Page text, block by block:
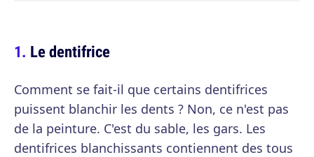
Le dentifrice
Comment se fait-il que certains dentifrices
puissent blanchir les dents ? Non, ce n'est pas
de la peinture. C'est du sable, les gars. Les
dentifrices blanchissants contiennent des tous